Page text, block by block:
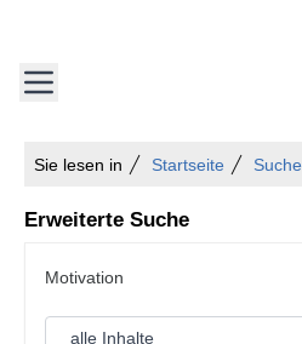
Sie lesen in Startseite Suche
Erweiterte Suche